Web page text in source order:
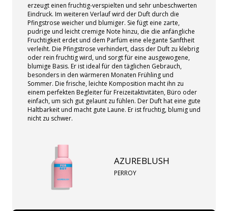
erzeugt einen fruchtig-verspielten und sehr unbeschwerten
Eindruck. Im weiteren Verlauf wird der Duft durch die
Pfingstrose weicher und blumiger. Sie fügt eine zarte,
pudrige und leicht cremige Note hinzu, die die anfängliche
Fruchtigkeit erdet und dem Parfüm eine elegante Sanftheit
verleiht. Die Pfingstrose verhindert, dass der Duft zu klebrig
oder rein fruchtig wird, und sorgt für eine ausgewogene,
blumige Basis. Er ist ideal für den täglichen Gebrauch,
besonders in den wärmeren Monaten Frühling und
Sommer. Die frische, leichte Komposition macht ihn zu
einem perfekten Begleiter für Freizeitaktivitäten, Büro oder
einfach, um sich gut gelaunt zu fühlen. Der Duft hat eine gute
Haltbarkeit und macht gute Laune. Er ist fruchtig, blumig und
nicht zu schwer.
AZUREBLUSH
PERROY